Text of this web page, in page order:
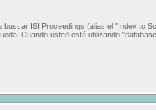
ISI Proceedings (alias el "Index to
Cuando usted está utilizando